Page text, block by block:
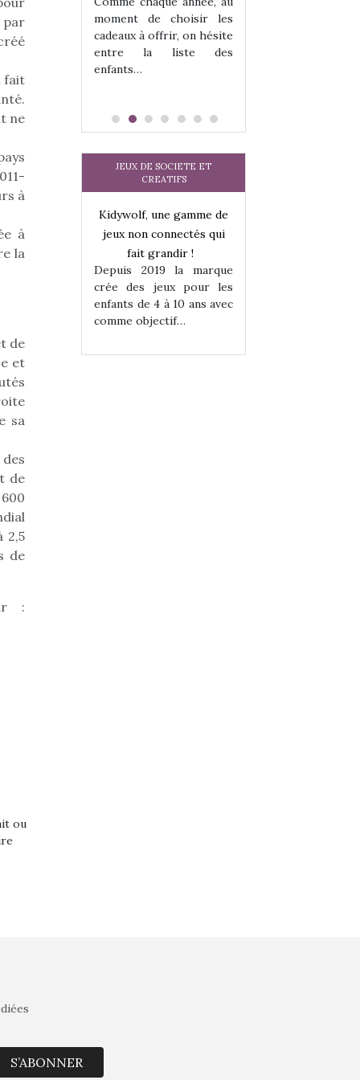
par
fait
ne
à
à
la
de
et
sa
de
2,5
de
:
ou
moment de choisir les
cadeaux à offrir, on hésite
entre la liste des
enfants…
JEUX DE SOCIETE ET
CREATIFS
qui
!
Kidywolf, une gamme de
jeux non connectés qui
fait grandir !
Depuis 2019 la marque
crée des jeux pour les
enfants de 4 à 10 ans avec
comme objectif…
S’ABONNER